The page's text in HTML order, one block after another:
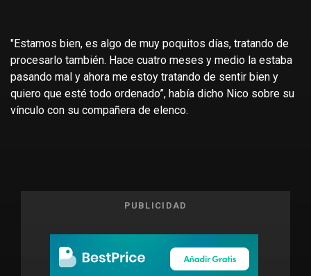
"Estamos bien, es algo de muy poquitos días, tratando de
procesarlo también. Hace cuatro meses y medio la estaba
pasando mal y ahora me estoy tratando de sentir bien y
quiero que esté todo ordenado”, había dicho Nico sobre su
vínculo con su compañera de elenco.
PUBLICIDAD